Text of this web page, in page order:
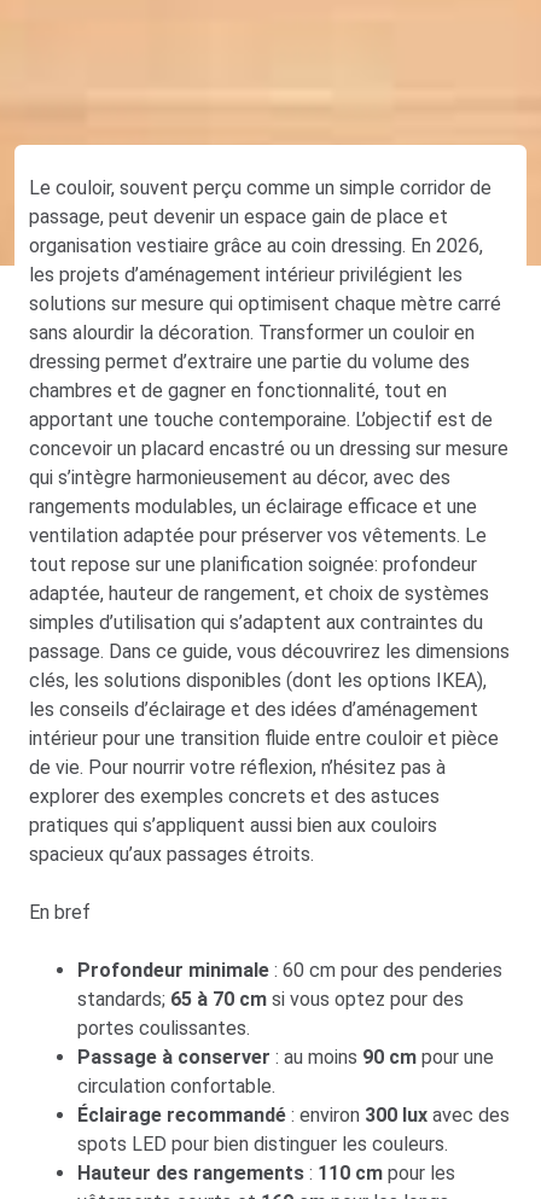
Le couloir, souvent perçu comme un simple corridor de
passage, peut devenir un espace gain de place et
organisation vestiaire grâce au coin dressing. En 2026,
les projets d’aménagement intérieur privilégient les
solutions sur mesure qui optimisent chaque mètre carré
sans alourdir la décoration. Transformer un couloir en
dressing permet d’extraire une partie du volume des
chambres et de gagner en fonctionnalité, tout en
apportant une touche contemporaine. L’objectif est de
concevoir un placard encastré ou un dressing sur mesure
qui s’intègre harmonieusement au décor, avec des
rangements modulables, un éclairage efficace et une
ventilation adaptée pour préserver vos vêtements. Le
tout repose sur une planification soignée: profondeur
adaptée, hauteur de rangement, et choix de systèmes
simples d’utilisation qui s’adaptent aux contraintes du
passage. Dans ce guide, vous découvrirez les dimensions
clés, les solutions disponibles (dont les options IKEA),
les conseils d’éclairage et des idées d’aménagement
intérieur pour une transition fluide entre couloir et pièce
de vie. Pour nourrir votre réflexion, n’hésitez pas à
explorer des exemples concrets et des astuces
pratiques qui s’appliquent aussi bien aux couloirs
spacieux qu’aux passages étroits.
En bref
Profondeur minimale : 60 cm pour des penderies
standards; 65 à 70 cm si vous optez pour des
portes coulissantes.
Passage à conserver : au moins 90 cm pour une
circulation confortable.
Éclairage recommandé : environ 300 lux avec des
spots LED pour bien distinguer les couleurs.
Hauteur des rangements : 110 cm pour les